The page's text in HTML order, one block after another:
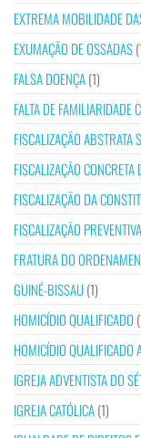
EXTREMA MOBILIDADE
EXUMAÇÃO DE OSSADAS
FALSA DOENÇA(1)
FALTA DE FAMILIARIDADE
FISCALIZAÇÃO ABSTRATA
FISCALIZAÇÃO
FISCALIZAÇÃO DA
FISCALIZAÇÃO
FRATURA DO
GUINÉ-BISSAU(1)
HOMICÍDIO QUALIFICADO
HOMICÍDIO QUALIFICADO
IGREJA ADVENTISTA DO
IGREJA CATÓLICA(1)